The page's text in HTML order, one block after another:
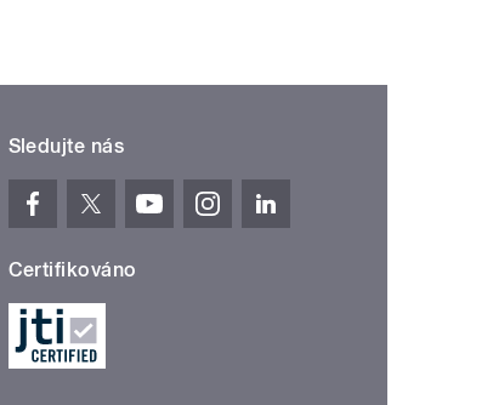
Sledujte nás
Certifikováno